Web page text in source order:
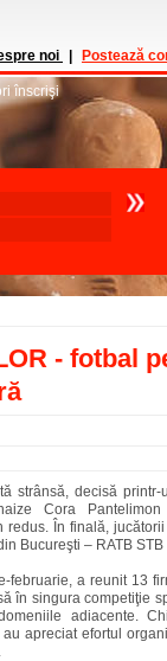
noi Postează
înscrişi
- fotbal
strânsă, decisă
Cora
În finală,
Bucureşti – RATB STB
februarie, a reunit 13
în singura competiţie
adiacente.
apreciat efortul